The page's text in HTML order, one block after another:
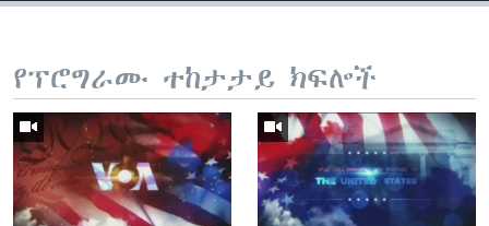
የፕሮግራሙ ተከታታይ ክፍሎች